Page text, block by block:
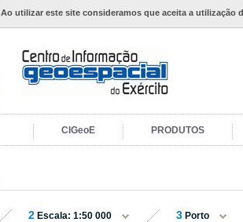
Ao utilizar este site consideramos que aceita a utilização
CIGeoE PRODUTOS
2 Escala: 1:50 000 3 Porto